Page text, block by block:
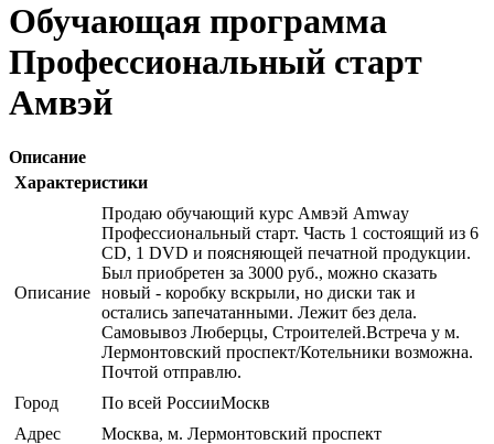
Обучающая программа
Профессиональный старт
Амвэй
Описание
Характеристики
Описание
Продаю обучающий курс Амвэй Amway
Профессиональный старт. Часть 1 состоящий из 6
CD, 1 DVD и поясняющей печатной продукции.
Был приобретен за 3000 руб., можно сказать
новый - коробку вскрыли, но диски так и
остались запечатанными. Лежит без дела.
Самовывоз Люберцы, Строителей.Встреча у м.
Лермонтовский проспект/Котельники возможна.
Почтой отправлю.
Город
По всей РоссииМоскв
Адрес
Москва, м. Лермонтовский проспект